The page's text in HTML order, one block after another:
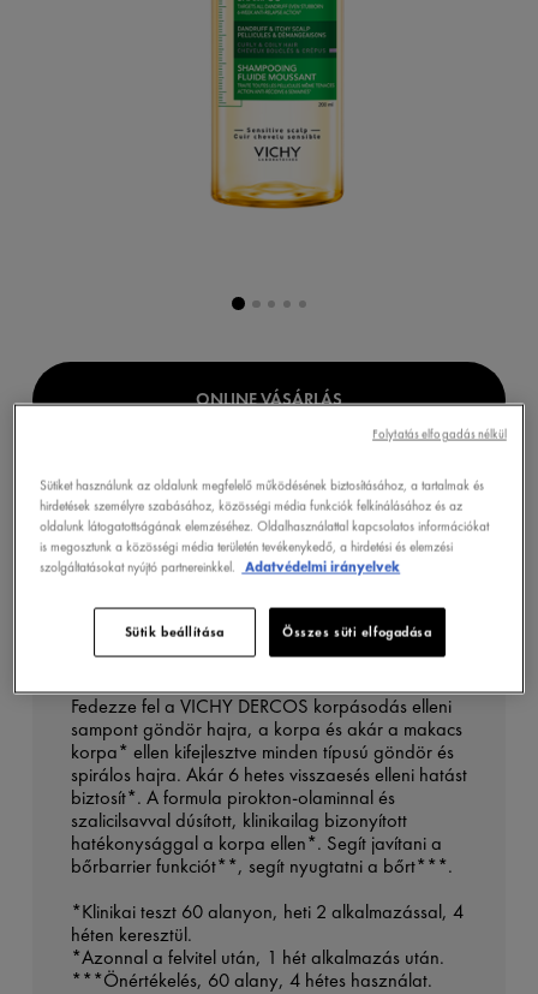
ONLINE VÁSÁRLÁS
GYÓGYSZERTÁRKERESŐ
TERMÉKLEÍRÁS
Fedezze fel a VICHY DERCOS korpásodás elleni
sampont göndör hajra, a korpa és akár a makacs
korpa* ellen kifejlesztve minden típusú göndör és
spirálos hajra. Akár 6 hetes visszaesés elleni hatást
biztosít*. A formula pirokton-olaminnal és
szalicilsavval dúsított, klinikailag bizonyított
hatékonysággal a korpa ellen*. Segít javítani a
bőrbarrier funkciót**, segít nyugtatni a bőrt***.
*Klinikai teszt 60 alanyon, heti 2 alkalmazással, 4
héten keresztül.
*Azonnal a felvitel után, 1 hét alkalmazás után.
***Önértékelés, 60 alany, 4 hétes használat.
Sütiket használunk az oldalunk megfelelő működésének biztosításához, a tartalmak és
hirdetések személyre szabásához, közösségi média funkciók felkínálásához és az
oldalunk látogatottságának elemzéséhez. Oldalhasználattal kapcsolatos információkat
is megosztunk a közösségi média területén tevékenykedő, a hirdetési és elemzési
szolgáltatásokat nyújtó partnereinkkel.
Adatvédelmi irányelvek
Sütik beállítása Összes süti elfogadása
Folytatás elfogadás nélkül